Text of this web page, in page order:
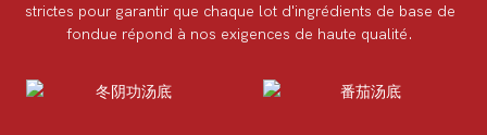
strictes pour garantir que chaque lot d'ingrédients de base de
fondue répond à nos exigences de haute qualité.